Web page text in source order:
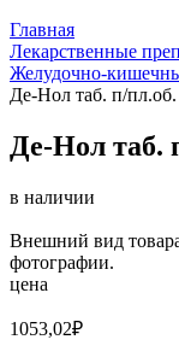
Главная
Лекарственные
Желудочно-
Де-Нол таб. п/
Де-Нол таб.
в наличии
Внешний вид
фотографии.
цена
1053,02₽